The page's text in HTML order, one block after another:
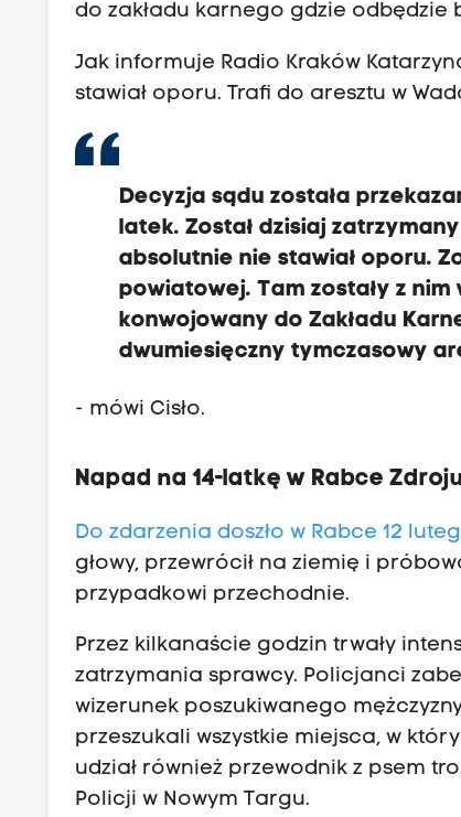
do zakładu karnego gdzie odbędzie
Jak informuje Radio Kraków
stawiał oporu. Trafi do aresztu w
Decyzja sądu została
latek. Został dzisiaj
absolutnie nie stawiał oporu.
powiatowej. Tam zostały z
konwojowany do Zakładu
dwumiesięczny tymczasowy
- mówi Cisło.
Napad na 14-latkę w Rabce
Do zdarzenia doszło w Rabce 12
głowy, przewrócił na ziemię i
przypadkowi przechodnie.
Przez kilkanaście godzin trwały
zatrzymania sprawcy. Policjanci
wizerunek poszukiwanego
przeszukali wszystkie miejsca, w
udział również przewodnik z psem
Policji w Nowym Targu.